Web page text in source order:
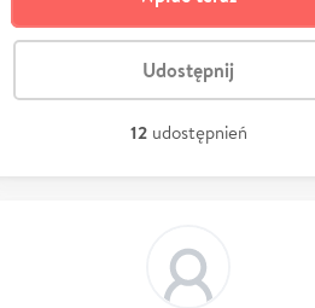
Udostępnij
12 udostępnień